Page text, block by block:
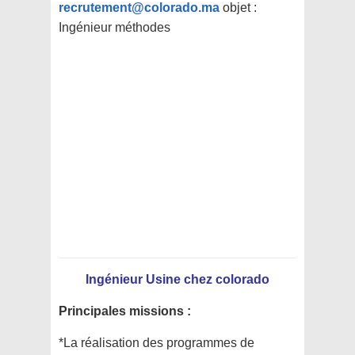
recrutement@colorado.ma objet :
Ingénieur méthodes
Ingénieur Usine chez colorado
Principales missions :
*La réalisation des programmes de